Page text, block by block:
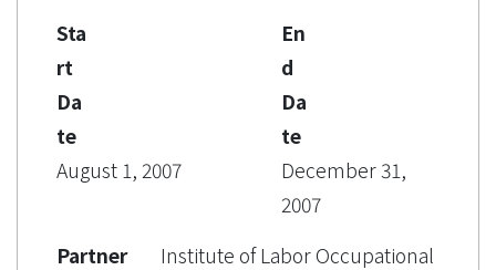
Sta
rt
Da
te
August 1, 2007
En
d
Da
te
December 31,
2007
Partner
Institute of Labor Occupational